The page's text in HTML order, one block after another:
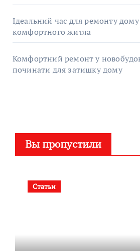
Ідеальний час для ремонту
комфортного житла
Комфортний ремонт у
починати для затишку дому
Вы пропустили
Статьи